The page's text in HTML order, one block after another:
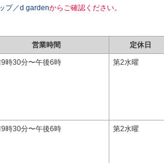
プ／d gardenからご確認ください。
営業時間 定休日
時30分〜午後6時 第2水曜
時30分〜午後6時 第2水曜